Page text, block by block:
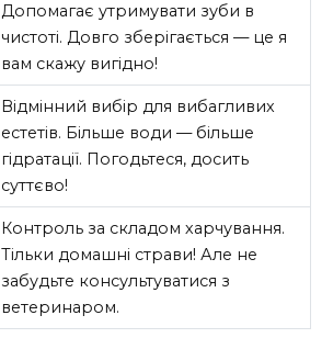
Допомагає утримувати зуби в
чистоті. Довго зберігається — це я
вам скажу вигідно!
Відмінний вибір для вибагливих
естетів. Більше води — більше
гідратації. Погодьтеся, досить
суттєво!
Контроль за складом харчування.
Тільки домашні страви! Але не
забудьте консультуватися з
ветеринаром.